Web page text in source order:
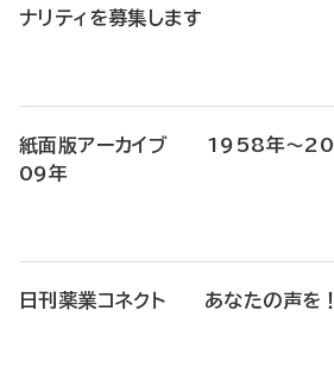
ナリティを募集します
紙面版アーカイブ 1958年～20
09年
日刊薬業コネクト あなたの声を！